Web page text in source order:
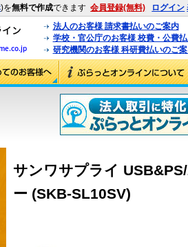
)を無料で作成できます 会員登録(無料) ログイン
法人のお客様 請求書払いのご案内
学校・官公庁のお客様 校費・公費
研究機関のお客様 科研費払いのご
サンワサプライ
ー (SKB-SL10SV)